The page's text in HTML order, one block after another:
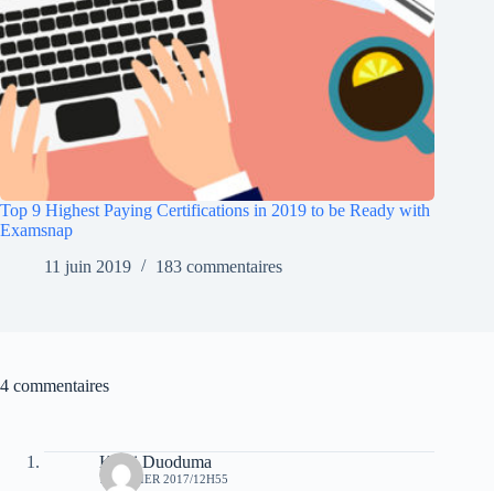
Top 9 Highest Paying Certifications in 2019 to be Ready with
Examsnap
11 juin 2019
183 commentaires
4 commentaires
Kichi Duoduma
7 FÉVRIER 2017/12H55